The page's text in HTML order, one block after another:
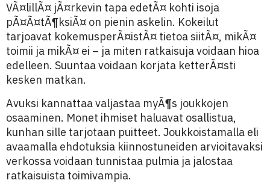
VÃ¤lillÃ¤ jÃ¤rkevin tapa edetÃ¤ kohti isoja
pÃ¤Ã¤tÃ¶ksiÃ¤ on pienin askelin. Kokeilut
tarjoavat kokemusperÃ¤istÃ¤ tietoa siitÃ¤, mikÃ¤
toimii ja mikÃ¤ ei – ja miten ratkaisuja voidaan hioa
edelleen. Suuntaa voidaan korjata ketterÃ¤sti
kesken matkan.
Avuksi kannattaa valjastaa myÃ¶s joukkojen
osaaminen. Monet ihmiset haluavat osallistua,
kunhan sille tarjotaan puitteet. Joukkoistamalla eli
avaamalla ehdotuksia kiinnostuneiden arvioitavaksi
verkossa voidaan tunnistaa pulmia ja jalostaa
ratkaisuista toimivampia.